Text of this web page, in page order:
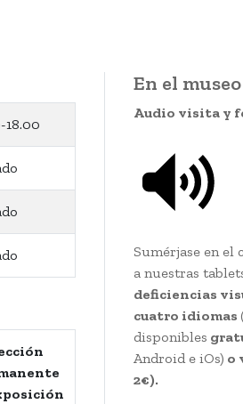
18.00
En el museo
Audio visita y
Sumérjase en el
a nuestras
deficiencias
cuatro idiomas
disponibles
Android e iOs) o
2€).